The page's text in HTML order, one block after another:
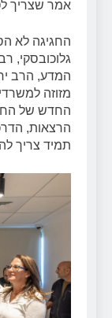
אמר שצריך
החגיגה לא
גלוכובסקי,
המדע, הרב
מזוזה
החדש של
הרצאות,
תמיד צריך